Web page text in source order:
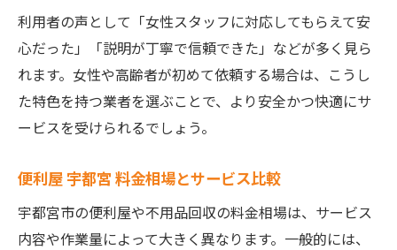
便利屋・不用品回収でトラブルを防ぐ方法
宇都宮 不 用品 回収 無料表示の注意点
安心できる宇都宮 便利屋 女性に選ばれる理
由
栃木県 便利屋で信頼性を見極めるチェック
便利屋 宇都宮 サービスの安全な利用方法
利用者の声として「女性スタッフに対応してもらえて安
心だった」「説明が丁寧で信頼できた」などが多く見ら
れます。女性や高齢者が初めて依頼する場合は、こうし
た特色を持つ業者を選ぶことで、より安全かつ快適にサ
ービスを受けられるでしょう。
便利屋 宇都宮 料金相場とサービス比較
宇都宮市の便利屋や不用品回収の料金相場は、サービス
内容や作業量によって大きく異なります。一般的には、